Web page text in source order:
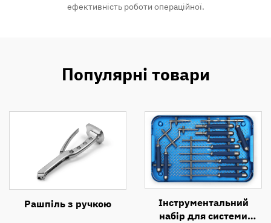
ефективність роботи операційної.
Популярні товари
Рашпіль з ручкою
Інструментальний
набір для системи